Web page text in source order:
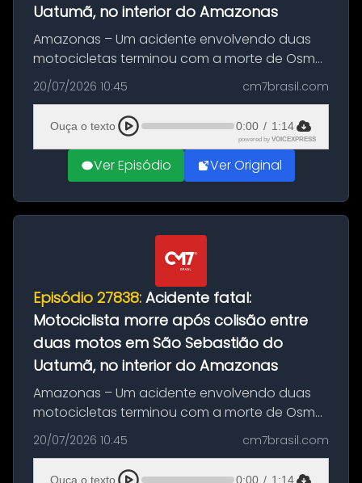
Uatumã, no interior do Amazonas
Amazonas – Um acidente envolvendo duas
motocicletas terminou com a morte de Osmar
Figueiredo de Souza, de 38 anos, no município
de São Sebastião do Uatumã, no interior do
Amazonas. A colisão ocorreu n...
20/07/2026 10:45 cm7brasil.com
Ouça o texto 0:00 / 1:14
powered by VOICEXPRESS
Ver Episódio Ver Original
Episódio 27838: Acidente fatal:
Motociclista morre após colisão entre
duas motos em São Sebastião do
Uatumã, no interior do Amazonas
Amazonas – Um acidente envolvendo duas
motocicletas terminou com a morte de Osmar
Figueiredo de Souza, de 38 anos, no município
de São Sebastião do Uatumã, no interior do
Amazonas. A colisão ocorreu n...
20/07/2026 10:45 cm7brasil.com
Ouça o texto 0:00 / 1:14